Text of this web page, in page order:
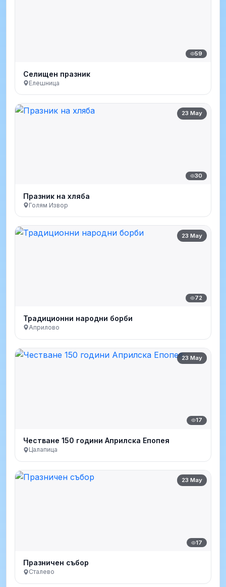
59
Селищен празник
Елешница
23 May
30
Празник на хляба
Голям Извор
23 May
72
Традиционни народни борби
Априлово
23 May
17
Честване 150 години Априлска Епопея
Цалапица
23 May
17
Празничен събор
Сталево